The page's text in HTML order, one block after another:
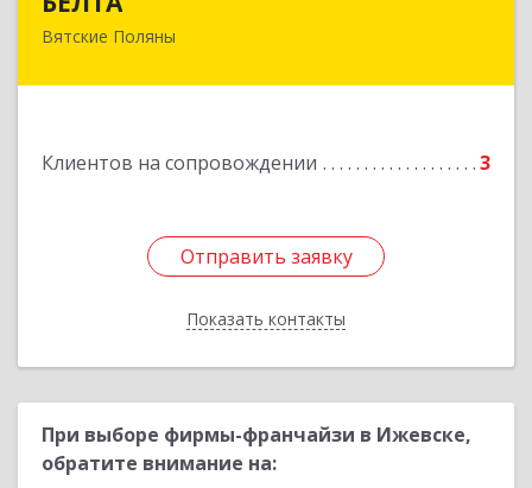
Вятские Поляны
Клиентов на сопровождении 3
Отправить заявку
Показать контакты
612960, Кировская обл, Вятские Поляны г,
Отправить заявку
Назад
При выборе фирмы-франчайзи в Ижевске,
обратите внимание на: